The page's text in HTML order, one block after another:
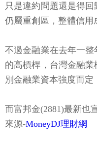
只是違約問題還是得
仍屬重創區，整體信用
不過金融業在去年一
的高槓桿，台灣金融
別金融業資本強度而
而富邦金(2881)最新也
來源-MoneyDJ理財網